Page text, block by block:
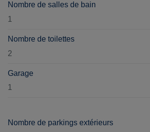
Nombre de salles de bain
1
Nombre de toilettes
2
Garage
1
Nombre de parkings extérieurs